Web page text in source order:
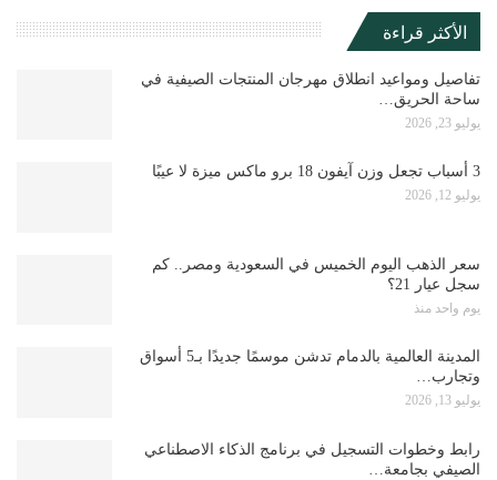
الأكثر قراءة
تفاصيل ومواعيد انطلاق مهرجان المنتجات الصيفية في
ساحة الحريق…
يوليو 23, 2026
3 أسباب تجعل وزن آيفون 18 برو ماكس ميزة لا عيبًا
يوليو 12, 2026
سعر الذهب اليوم الخميس في السعودية ومصر.. كم
سجل عيار 21؟
يوم واحد منذ
المدينة العالمية بالدمام تدشن موسمًا جديدًا بـ5 أسواق
وتجارب…
يوليو 13, 2026
رابط وخطوات التسجيل في برنامج الذكاء الاصطناعي
الصيفي بجامعة…